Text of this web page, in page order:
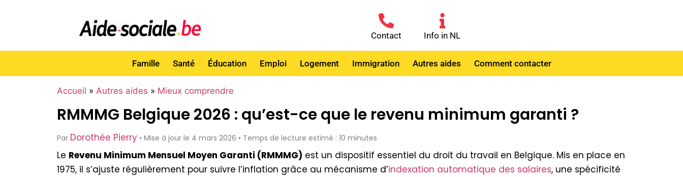
Contact Info in NL
Famille Santé Éducation Emploi Logement Immigration Autres aides Comment contacter
Accueil » Autres aides » Mieux comprendre
RMMMG Belgique 2026 : qu’est-ce que le revenu minimum garanti ?
Par Dorothée Pierry • Mise à jour le 4 mars 2026 • Temps de lecture estimé : 10 minutes
Le Revenu Minimum Mensuel Moyen Garanti (RMMMG) est un dispositif essentiel du droit du travail en Belgique. Mis en place en
1975, il s’ajuste régulièrement pour suivre l’inflation grâce au mécanisme d’indexation automatique des salaires, une spécificité